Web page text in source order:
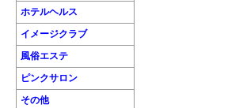
ホテルヘルス
イメージクラブ
風俗エステ
ピンクサロン
その他